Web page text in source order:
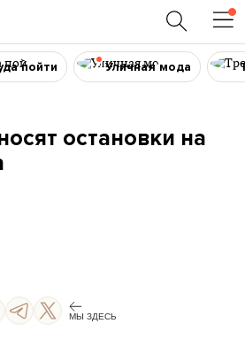
пойти Уличная мода
остановки на
МЫ ЗДЕСЬ